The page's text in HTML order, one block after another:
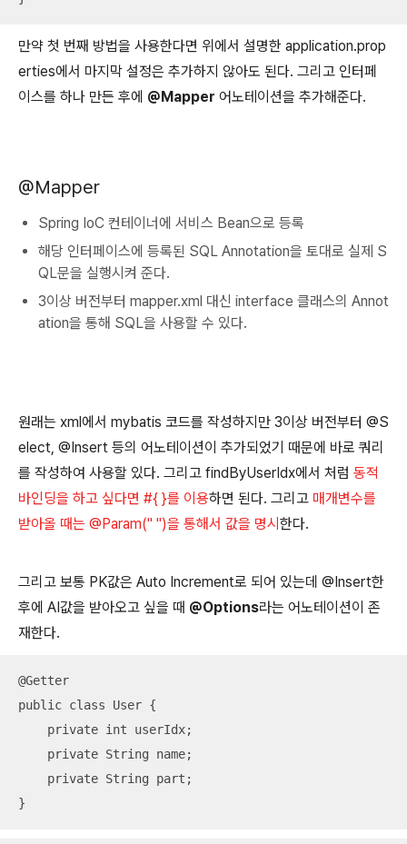
만약 첫 번째 방법을 사용한다면 위에서 설명한 application.prop
erties에서 마지막 설정은 추가하지 않아도 된다. 그리고 인터페
이스를 하나 만든 후에 @Mapper 어노테이션을 추가해준다.
@Mapper
Spring IoC 컨테이너에 서비스 Bean으로 등록
해당 인터페이스에 등록된 SQL Annotation을 토대로 실제 S
QL문을 실행시켜 준다.
3이상 버전부터 mapper.xml 대신 interface 클래스의 Annot
ation을 통해 SQL을 사용할 수 있다.
원래는 xml에서 mybatis 코드를 작성하지만 3이상 버전부터 @S
elect, @Insert 등의 어노테이션이 추가되었기 때문에 바로 쿼리
를 작성하여 사용할 있다. 그리고 findByUserIdx에서 처럼 동적
바인딩을 하고 싶다면 #{ }를 이용하면 된다. 그리고 매개변수를
받아올 때는 @Param(" ")을 통해서 값을 명시 한다.
그리고 보통 PK값은 Auto Increment로 되어 있는데 @Insert한
후에 AI값을 받아오고 싶을 때 @Options라는 어노테이션이 존
재한다.
@Getter
public class User {
    private int userIdx;
    private String name;
    private String part;
}